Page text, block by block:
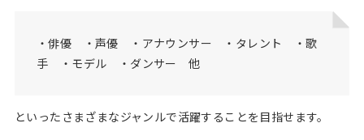
・俳優 ・声優 ・アナウンサー ・タレント ・歌
手 ・モデル ・ダンサー 他
といったさまざまなジャンルで活躍することを目指せます。